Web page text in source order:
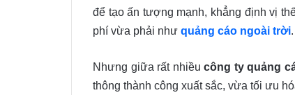
để tạo ấn tượng mạnh, khẳng định vị
phí vừa phải như quảng cáo ngoài trời.
Nhưng giữa rất nhiều công ty quảng
thông thành công xuất sắc, vừa tối ưu